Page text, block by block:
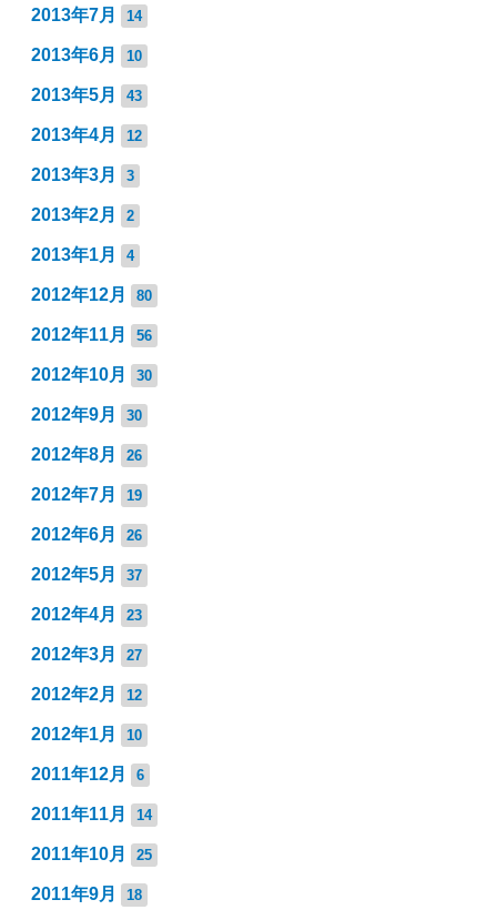
2013年7月 14
2013年6月 10
2013年5月 43
2013年4月 12
2013年3月 3
2013年2月 2
2013年1月 4
2012年12月 80
2012年11月 56
2012年10月 30
2012年9月 30
2012年8月 26
2012年7月 19
2012年6月 26
2012年5月 37
2012年4月 23
2012年3月 27
2012年2月 12
2012年1月 10
2011年12月 6
2011年11月 14
2011年10月 25
2011年9月 18